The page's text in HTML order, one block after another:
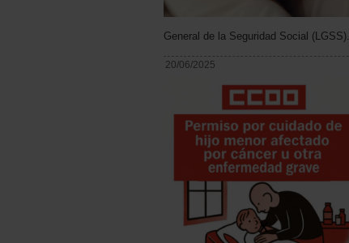
General de la Seguridad Social (LGSS).
20/06/2025